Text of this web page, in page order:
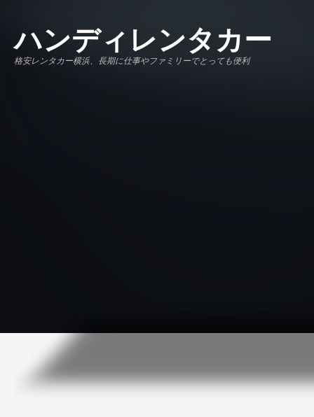
ハンディレンタカー
格安レンタカー横浜、長期に仕事やファミリーでとっても便利